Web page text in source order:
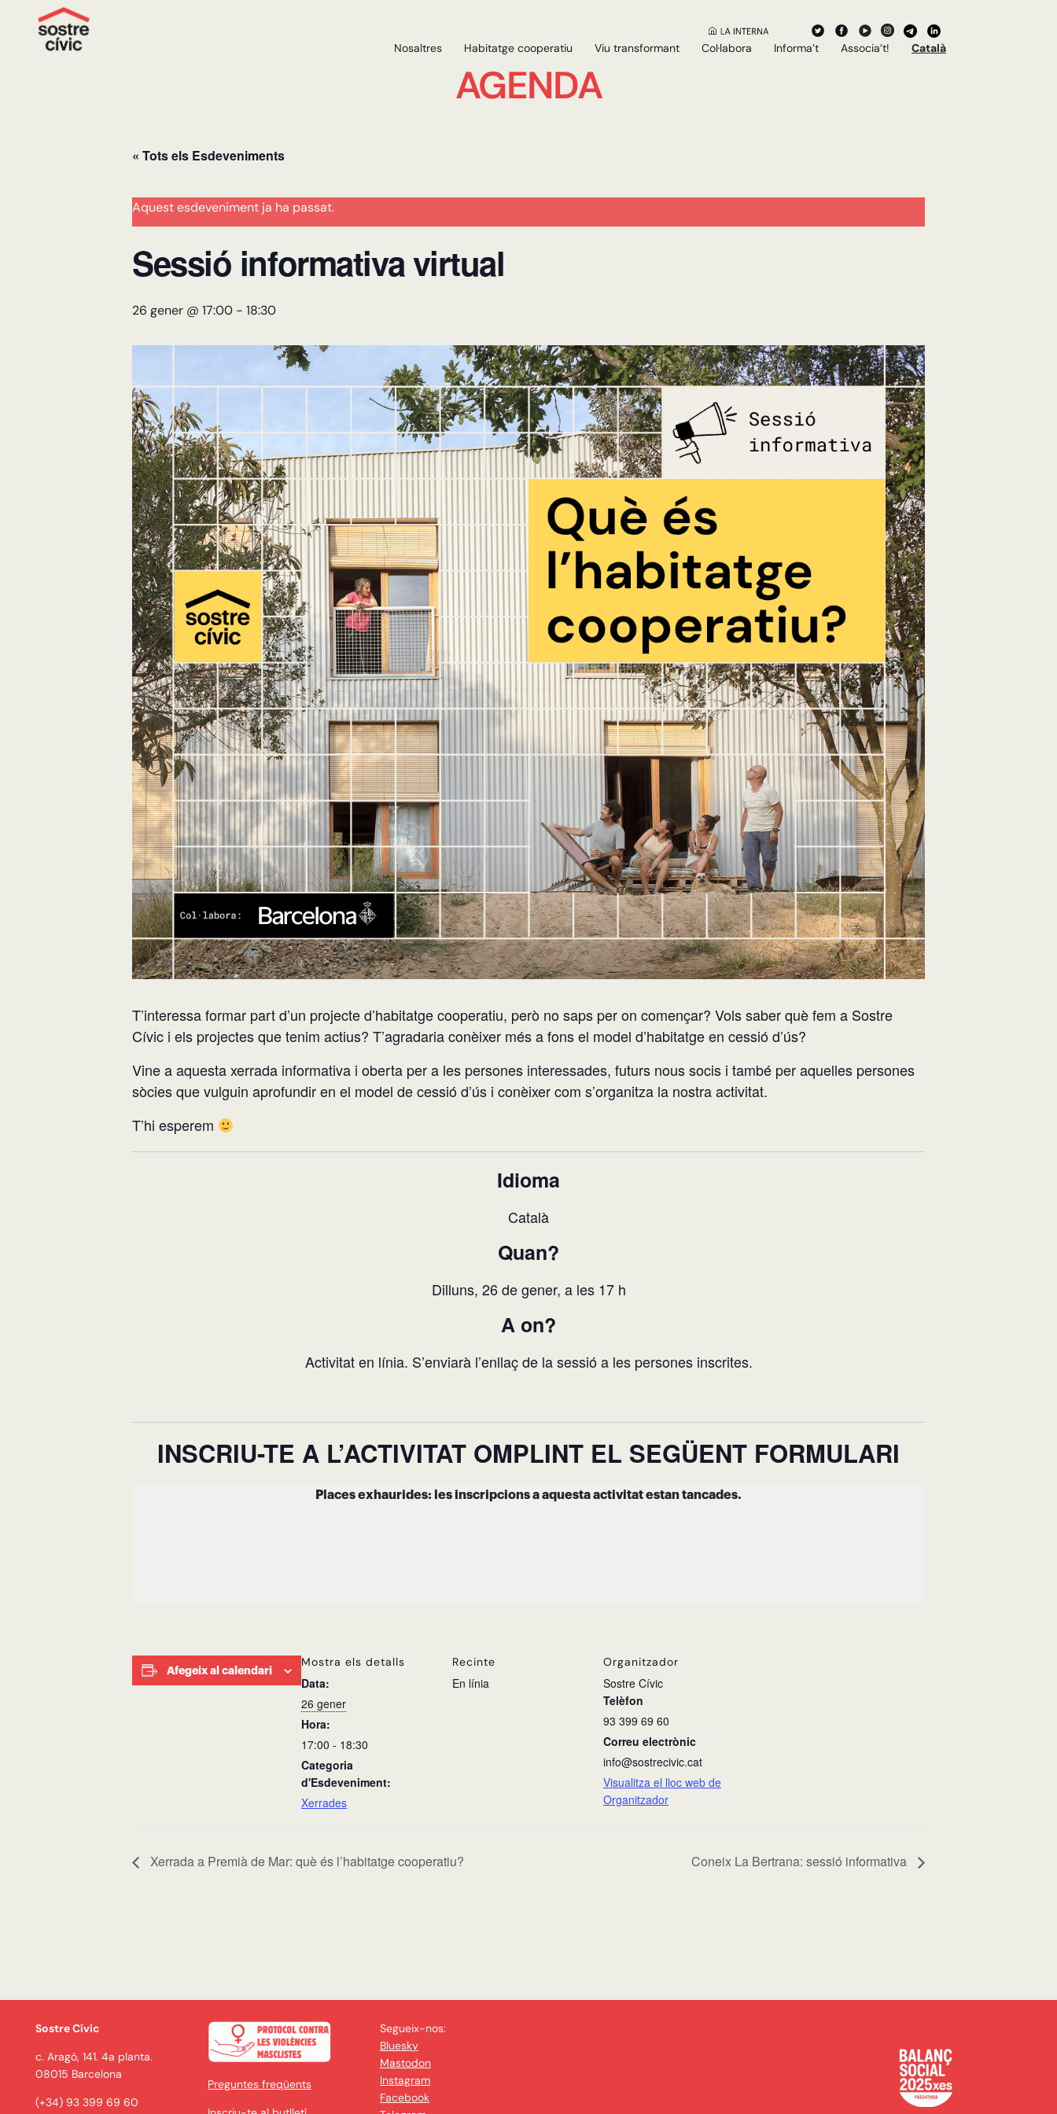
Nosaltres Habitatge cooperatiu Viu transformant Col·labora Informa’t Associa’t! Català
AGENDA
« Tots els Esdeveniments
Aquest esdeveniment ja ha passat.
Sessió informativa virtual
26 gener @ 17:00 - 18:30
T’interessa formar part d’un projecte d’habitatge cooperatiu, però no saps per on començar? Vols saber què fem a Sostre
Cívic i els projectes que tenim actius? T’agradaria conèixer més a fons el model d’habitatge en cessió d’ús?
Vine a aquesta xerrada informativa i oberta per a les persones interessades, futurs nous socis i també per aquelles persones
sòcies que vulguin aprofundir en el model de cessió d’ús i conèixer com s’organitza la nostra activitat.
T’hi esperem
Idioma
Català
Quan?
Dilluns, 26 de gener, a les 17 h
A on?
Activitat en línia. S’enviarà l’enllaç de la sessió a les persones inscrites.
INSCRIU-TE A L’ACTIVITAT OMPLINT EL SEGÜENT FORMULARI
Afegeix al calendari
Mostra els detalls
Data:
26 gener
Hora:
17:00 - 18:30
Categoria
d'Esdeveniment:
Xerrades
Recinte
En línia
Organitzador
Sostre Cívic
Telèfon
93 399 69 60
Correu electrònic
info@sostrecivic.cat
Visualitza el lloc web de
Organitzador
Xerrada a Premià de Mar: què és l’habitatge cooperatiu? Coneix La Bertrana: sessió informativa
Sostre Cívic
c. Aragó, 141. 4a planta.
08015 Barcelona
(+34) 93 399 69 60
Preguntes freqüents
Segueix-nos:
Bluesky
Mastodon
Instagram
Facebook